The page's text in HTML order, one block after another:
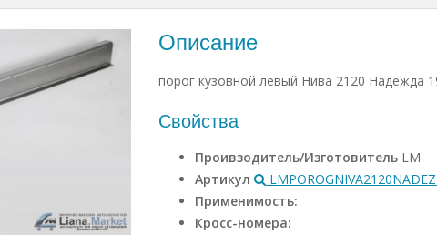
Описание
порог кузовной левый Нива 2120 Надежда
Свойства
Проивзодитель/Изготовитель LM
Артикул
Применимость:
Кросс-номера: